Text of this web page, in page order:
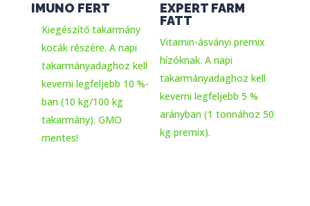
IMUNO FERT
Kiegészítő takarmány
kocák részére. A napi
takarmányadaghoz kell
keverni legfeljebb 10 %-
ban (10 kg/100 kg
takarmány). GMO
mentes!
EXPERT FARM
FATT
Vitamin-ásványi premix
hízóknak. A napi
takarmányadaghoz kell
keverni legfeljebb 5 %
arányban (1 tonnához 50
kg premix).